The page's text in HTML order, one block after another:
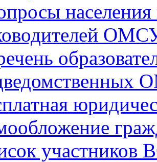
населения
участников